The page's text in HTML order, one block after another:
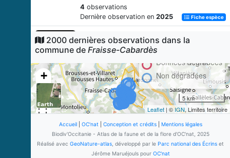
4 observations
Dernière observation en 2025 Fiche espèce
Orchis homme-pendu
Orchis anthropophora (L.) All., 1785
Dernière observation en
2025 Fiche espèce
Pélodyte ponctué (Le)
Pelodytes punctatus (Daudin,
1803)
3observations
Dernière observation en2012 Fiche espèce
Orge petit-seigle
2000 dernières observations dans la
commune de Fraisse-Cabardès
+
Données dégradées
Non dégradées
5 km
Leaflet | ©IGN, Limites territoire
Accueil| OC'nat| Conception et crédits| Mentions légales
Biodiv'Occitanie - Atlas de la faune et de la flore d'OC'nat, 2025
Réalisé avec GeoNature-atlas , développé par le Parc national des Écrins et
Jérôme Maruéjouls pour OC'nat